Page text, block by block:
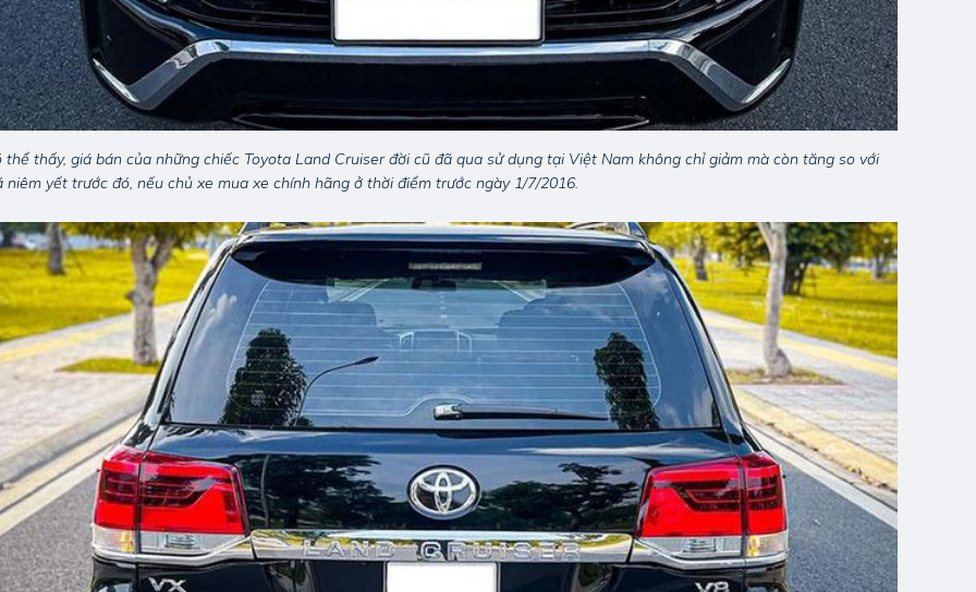
thể thấy, giá bán của những chiếc Toyota Land Cruiser đời cũ đã qua sử dụng tại Việt Nam không chỉ giảm mà còn tăng so với
niêm yết trước đó, nếu chủ xe mua xe chính hãng ở thời điểm trước ngày 1/7/2016.